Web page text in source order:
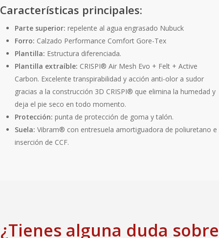
Características principales:
Parte superior: repelente al agua engrasado Nubuck
Forro: Calzado Performance Comfort Gore-Tex
Plantilla: Estructura diferenciada.
Plantilla extraíble: CRISPI® Air Mesh Evo + Felt + Active
Carbon. Excelente transpirabilidad y acción anti-olor a sudor
gracias a la construcción 3D CRISPI® que elimina la humedad y
deja el pie seco en todo momento.
Protección: punta de protección de goma y talón.
Suela: Vibram® con entresuela amortiguadora de poliuretano e
inserción de CCF.
¿Tienes alguna duda sobre